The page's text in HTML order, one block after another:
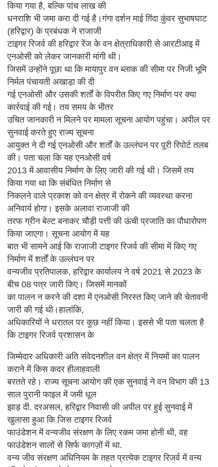
किया गया है, बल्कि पांच लाख की
धनराशि भी जमा करा दी गई है।गंगा दर्शन माई ग़िंदा कुंवर सुभाषघाट
(हरिद्वार) के प्रबंधक ने राजाजी
टाइगर रिजर्व की हरिद्वार रेंज के वन क्षेत्राधिकारी से आरटीआइ में
एनओसी को लेकर जानकारी मांगी थी।
जिसमें उन्होंने पूछा था कि मायापुर वन ब्लाक की सीमा पर निजी भूमि
निर्मल पंचायती अखाड़ा की दी
गई एनओसी और उसकी शर्तों के विपरीत किए गए निर्माण पर क्या
कार्रवाई की गई। तय समय के भीतर
उचित जानकारी न मिलने पर मामला सूचना आयोग पहुंचा। अपील पर
सुनवाई करते हुए राज्य सूचना
आयुक्त ने दी गई एनओसी और शर्तों के उल्लंघन पर पूरी रिपोर्ट तलब
की। पता चला कि यह एनओसी वर्ष
2013 में आवासीय निर्माण के लिए जारी की गई थी। जिसमें तय
किया गया था कि संबंधित निर्माण से
निकलने वाले प्रकाश को वन क्षेत्र में रोकने की व्यवस्था करना
अनिवार्य होगा। इसके अलावा राजाजी की
तरफ ग्रीन बेल्ट बनाकर चौड़ी पत्ती की ऊंची प्रजाति का पौधारोपण
किया जाएगा। सूचना आयोग में यह
बात भी सामने आई कि राजाजी टाइगर रिजर्व की सीमा में किए गए
निर्माण में शर्तों के उल्लंघन पर
वन्यजीव प्रतिपालक, हरिद्वार कार्यालय ने वर्ष 2021 से 2023 के
बीच 08 पत्र जारी किए। जिसमें मानकों
का पालन न करने की दशा में एनओसी निरस्त किए जाने की चेतावनी
जारी की गई थी।हालांकि,
अधिकारियों ने धरातल पर कुछ नहीं किया। इससे भी पता चलता है
कि टाइगर रिजर्व प्रशासन के
जिम्मेदार अधिकारी अति संवेदनशील वन क्षेत्र में नियमों का पालन
कराने में किस कदर हीलाहवाली
बरतते रहे। राज्य सूचना आयोग की एक सुनवाई ने वन विभाग की 13
साल पुरानी फाइल में जमी धूल
झाड़ दी. दरअसल, हरिद्वार निवासी की अपील पर हुई सुनवाई में
खुलासा हुआ कि जिस टाइगर रिजर्व
फाउंडेशन में वन्यजीव संरक्षण के लिए रकम जमा होनी थी, वह
फाउंडेशन सालों से सिर्फ कागज़ों में था.
वन्य जीव संरक्षण अधिनियम के तहत प्रत्येक टाइगर रिजर्व में वन्य